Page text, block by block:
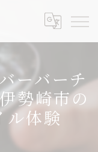
ーバーチ
勢崎市の
ル体験